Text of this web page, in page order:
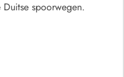
spoorwegen.